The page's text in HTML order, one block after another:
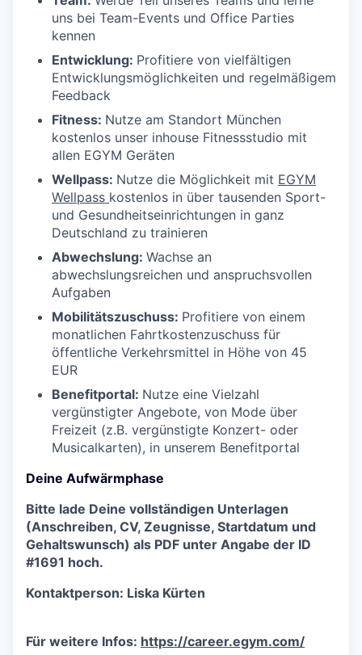
uns bei Team-Events und Office Parties
kennen
Entwicklung: Profitiere von vielfältigen
Entwicklungsmöglichkeiten und regelmäßigem
Feedback
Fitness: Nutze am Standort München
kostenlos unser inhouse Fitnessstudio mit
allen EGYM Geräten
Wellpass: Nutze die Möglichkeit mit EGYM
Wellpass kostenlos in über tausenden Sport-
und Gesundheitseinrichtungen in ganz
Deutschland zu trainieren
Abwechslung: Wachse an
abwechslungsreichen und anspruchsvollen
Aufgaben
Mobilitätszuschuss: Profitiere von einem
monatlichen Fahrtkostenzuschuss für
öffentliche Verkehrsmittel in Höhe von 45
EUR
Benefitportal: Nutze eine Vielzahl
vergünstigter Angebote, von Mode über
Freizeit (z.B. vergünstigte Konzert- oder
Musicalkarten), in unserem Benefitportal
Deine Aufwärmphase
Bitte lade Deine vollständigen Unterlagen
(Anschreiben, CV, Zeugnisse, Startdatum und
Gehaltswunsch) als PDF unter Angabe der ID
#1691 hoch.
Kontaktperson: Liska Kürten
Für weitere Infos: https://career.egym.com/